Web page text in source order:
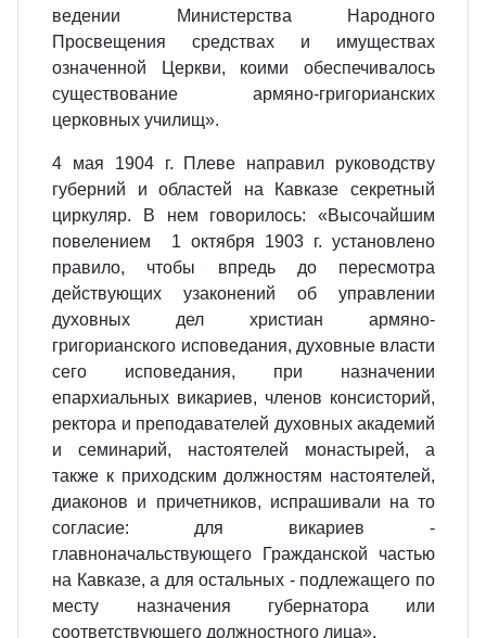
ведении Министерства Народного
Просвещения средствах и имуществах
означенной Церкви, коими обеспечивалось
существование армяно-григорианских
церковных училищ».
4 мая 1904 г. Плеве направил руководству
губерний и областей на Кавказе секретный
циркуляр. В нем говорилось: «Высочайшим
повелением 1 октября 1903 г. установлено
правило, чтобы впредь до пересмотра
действующих узаконений об управлении
духовных дел христиан армяно-
григорианского исповедания, духовные власти
сего исповедания, при назначении
епархиальных викариев, членов консисторий,
ректора и преподавателей духовных академий
и семинарий, настоятелей монастырей, а
также к приходским должностям настоятелей,
диаконов и причетников, испрашивали на то
согласие: для викариев -
главноначальствующего Гражданской частью
на Кавказе, а для остальных - подлежащего по
месту назначения губернатора или
соответствующего должностного лица».